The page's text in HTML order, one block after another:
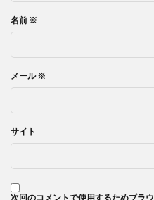
名前 ※
メール※
サイト
次回のコメントで使用するためブラ